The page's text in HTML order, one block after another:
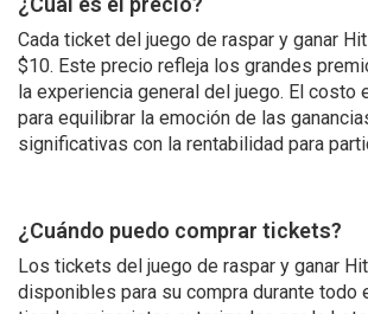
Cada ticket del juego de raspar y ganar
$10. Este precio refleja los grandes
la experiencia general del juego. El costo
para equilibrar la emoción de las
significativas con la rentabilidad para
¿Cuándo puedo comprar tickets?
Los tickets del juego de raspar y ganar
disponibles para su compra durante todo